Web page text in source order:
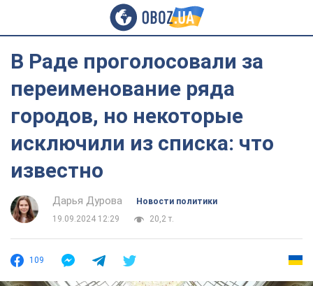
В Раде проголосовали за
переименование ряда
городов, но некоторые
исключили из списка: что
известно
Дарья Дурова
Новости политики
19.09.2024 12:29
20,2 т.
109